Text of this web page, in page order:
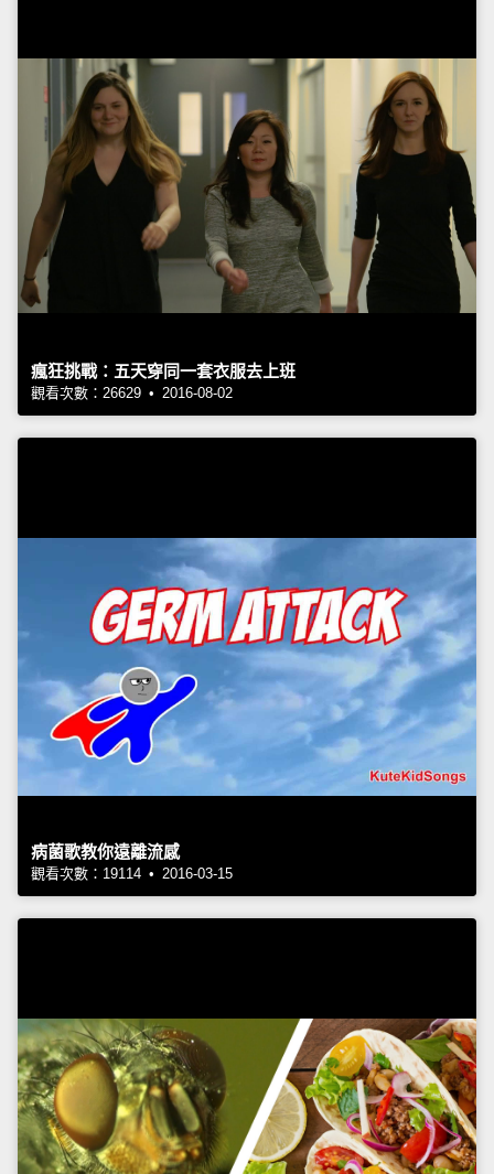
瘋狂挑戰：五天穿同一套衣服去上班
觀看次數：26629 • 2016-08-02
病菌歌教你遠離流感
觀看次數：19114 • 2016-03-15